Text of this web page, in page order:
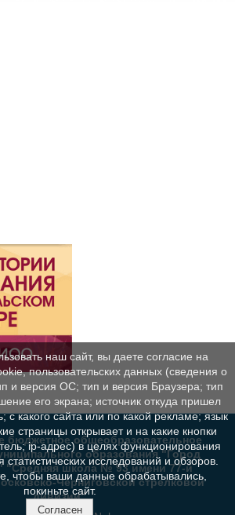
бюджетное общеобразовательное
образования "Город
"Средняя школа № 93 имени 77-й
Черниговской стрелковой
дивизии"
наш сайт, вы даете согласие на
пользовательских данных (сведения о
и версия ОС; тип и версия Браузера; тип
его экрана; источник откуда пришел
с какого сайта или по какой рекламе; язык
страницы открывает и на какие кнопки
ip-адрес) в целях функционирования
статистических исследований и обзоров.
чтобы ваши данные обрабатывались,
покиньте сайт.
Согласен